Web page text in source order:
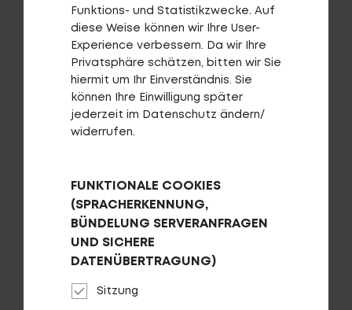
Gepäckträger CENTURION Pro II
AUF DIE WUNSCHLISTE
Funktions- und Statistikzwecke. Auf
diese Weise können wir Ihre User-
Experience verbessern. Da wir Ihre
Privatsphäre schätzen, bitten wir Sie
hiermit um Ihr Einverständnis. Sie
können Ihre Einwilligung später
jederzeit im Datenschutz ändern/
widerrufen.
FUNKTIONALE COOKIES
(SPRACHERKENNUNG,
BÜNDELUNG SERVERANFRAGEN
UND SICHERE
DATENÜBERTRAGUNG)
Sitzung